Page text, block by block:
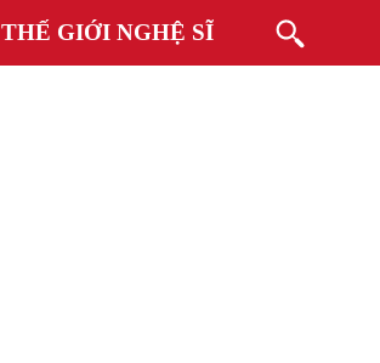
THẾ GIỚI NGHỆ SĨ